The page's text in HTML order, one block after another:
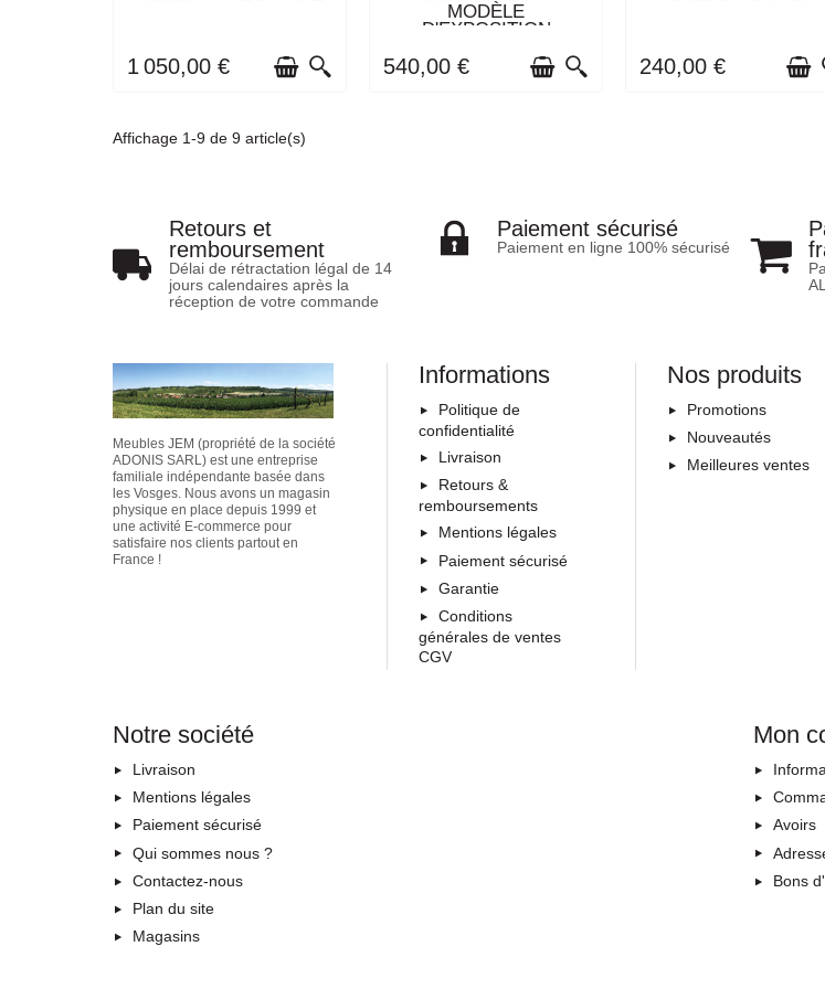
1 050,00 €
STOCK
MODÈLE
D'EXPOSITION
540,00 € 240,00 €
Affichage 1-9 de 9 article(s)
Retours et
remboursement
Délai de rétractation légal de 14
jours calendaires après la
réception de votre commande
Paiement sécurisé
Paiement en ligne 100% sécurisé
Meubles JEM (propriété de la société
ADONIS SARL) est une entreprise
familiale indépendante basée dans
les Vosges. Nous avons un magasin
physique en place depuis 1999 et
une activité E-commerce pour
satisfaire nos clients partout en
France !
Informations
Politique de
confidentialité
Livraison
Retours &
remboursements
Mentions légales
Paiement sécurisé
Garantie
Conditions
générales de ventes
CGV
Nos produits
Promotions
Nouveautés
Meilleures ventes
Notre société
Livraison
Mentions légales
Paiement sécurisé
Qui sommes nous ?
Contactez-nous
Plan du site
Magasins
Mon
Avoirs
Bons